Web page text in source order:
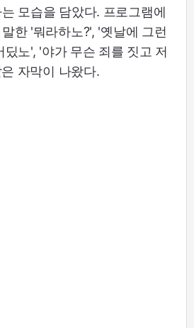
모습을 담았다. 프로그램에
한 '뭐라하노?', '옛날에 그런
딨노', '야가 무슨 죄를 짓고 저
자막이 나왔다.